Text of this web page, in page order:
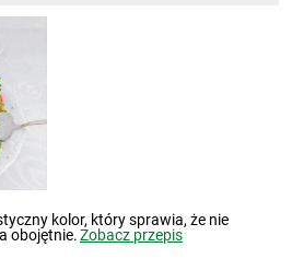
kolor, który sprawia, że nie
obojętnie.Zobacz przepis